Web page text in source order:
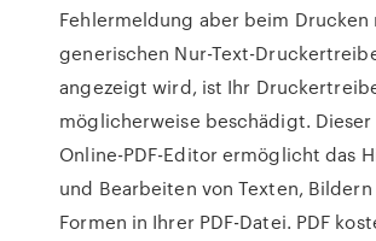
Fehlermeldung aber beim Drucken
generischen Nur-Text-
angezeigt wird, ist Ihr
möglicherweise beschädigt. Dieser
Online-PDF-Editor ermöglicht das
und Bearbeiten von Texten,
Formen in Ihrer PDF-Datei. PDF